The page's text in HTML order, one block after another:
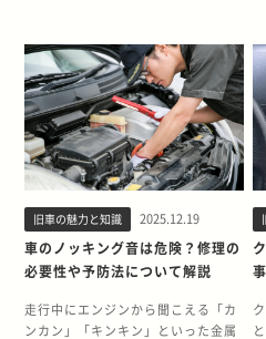
しやすいパーツです。 経年劣化や操
作によって折れることもある ドアノ
ブは小さな傷だけでなく、「折れ」
や「割れ」といった物理的な破損ト
ラブルも発生します。近年のクルマ
のドアノブは、軽量化やデザイン性
の観点から樹脂製（プラスチック）
のものが主流です。樹脂は長年にわ
たって紫外線や雨風にさらされるこ
とで、徐々に弾力性を失い硬く脆く
なる性質を持ちます。 そのため、い
つも通りにドアノブを引いたつもり
とがあります。また、冬場の寒い日
ためのメンテナンス ミッションとは
クルマのミッションは、エンジンが
生み出す力をタイヤに伝えるための
「変速機」としての役割を担うパー
ツです。エンジンが生み出す回転力
は、間に入るミッションにより、発
進、加速、巡航、後退といった走行
状況に合わせて最適な力加減に調整
されます。 現在、主流となっている
のは自動で変速するAT（オートマチ
ック・トランスミッション）です
が、自分でギアを選択するMT（マ
ニュアル・トランスミッション）
も、クルマを操る楽しさから根強い
エンジンのスタートスイッチを押し
てもエンジンが始動しなくなりま
す。 スマートキーやリモコンキーに
不具合が生じたとしても、ドアの解
錠・施錠やエンジンの始動はできま
すが、通常よりも手間がかかりま
す。そのため、キーが反応しなくな
をするとよいでしょう。 この記事で
は、25年以上にわたって旧車・クラ
シックカーを15,000台以上買い取り
してきた旧車王が、スマートキー
（リモコンキー）が反応しない原因
と対処法、修理や交換にかかる費用
旧車の魅力と知識 2025.12.19
車のノッキング音は危険？修理の
必要性や予防法について解説
走行中にエンジンから聞こえる「カ
ンカン」「キンキン」といった金属